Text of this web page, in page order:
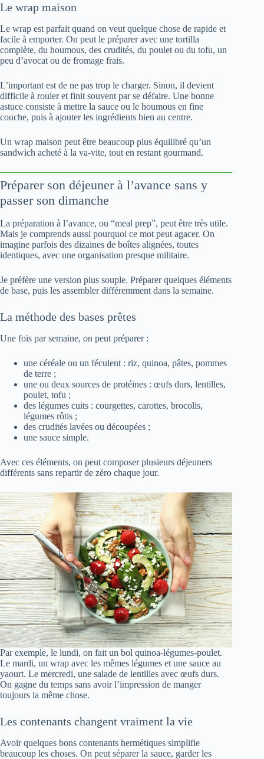
Le wrap maison
Le wrap est parfait quand on veut quelque chose de rapide et
facile à emporter. On peut le préparer avec une tortilla
complète, du houmous, des crudités, du poulet ou du tofu, un
peu d’avocat ou de fromage frais.
L’important est de ne pas trop le charger. Sinon, il devient
difficile à rouler et finit souvent par se défaire. Une bonne
astuce consiste à mettre la sauce ou le houmous en fine
couche, puis à ajouter les ingrédients bien au centre.
Un wrap maison peut être beaucoup plus équilibré qu’un
sandwich acheté à la va-vite, tout en restant gourmand.
Préparer son déjeuner à l’avance sans y
passer son dimanche
La préparation à l’avance, ou “meal prep”, peut être très utile.
Mais je comprends aussi pourquoi ce mot peut agacer. On
imagine parfois des dizaines de boîtes alignées, toutes
identiques, avec une organisation presque militaire.
Je préfère une version plus souple. Préparer quelques éléments
de base, puis les assembler différemment dans la semaine.
La méthode des bases prêtes
Une fois par semaine, on peut préparer :
une céréale ou un féculent : riz, quinoa, pâtes, pommes
de terre ;
une ou deux sources de protéines : œufs durs, lentilles,
poulet, tofu ;
des légumes cuits : courgettes, carottes, brocolis,
légumes rôtis ;
des crudités lavées ou découpées ;
une sauce simple.
Avec ces éléments, on peut composer plusieurs déjeuners
différents sans repartir de zéro chaque jour.
Par exemple, le lundi, on fait un bol quinoa-légumes-poulet.
Le mardi, un wrap avec les mêmes légumes et une sauce au
yaourt. Le mercredi, une salade de lentilles avec œufs durs.
On gagne du temps sans avoir l’impression de manger
toujours la même chose.
Les contenants changent vraiment la vie
Avoir quelques bons contenants hermétiques simplifie
beaucoup les choses. On peut séparer la sauce, garder les